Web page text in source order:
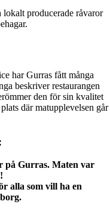
lokalt producerade råvaror
har Gurras fått många
beskriver restaurangen
den för sin kvalitet
där matupplevelsen går
på Gurras. Maten var
alla som vill ha en